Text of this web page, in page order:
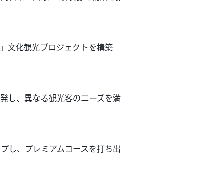
文化観光プロジェクトを構築
し、異なる観光客のニーズを満
し、プレミアムコースを打ち出